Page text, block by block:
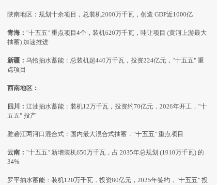
陕南地区：规划十余项目，总装机2000万千瓦，创造 GDP近1000亿
青海： "十五五" 重点项目4个，装机620万千瓦，哇让项目 (黄河上游最大
抽蓄) 加速推进
新疆： 乌恰抽水蓄能：总装机超440万千瓦，投资224亿元，"十五五" 重
点项目
西南地区：
四川： 江油抽水蓄能：装机12万千瓦，投资约70亿元，2026年开工，"十
五五" 投产
雅砻江两河口混合式：国内最大混合式抽蓄，"十五五" 重点项目
云南： "十五五" 新增装机650万千瓦，占 2035年总规划 (1910万千瓦) 的
34%
罗平抽水蓄能：装机120万千瓦，投资80亿元，2025年签约，"十五五" 投